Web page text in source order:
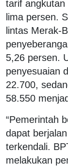
tarif angkutan
lima persen.
lintas Merak-
5,26 persen.
penyesuaian
22.700,
58.550
“Pemerintah
dapat
terkendali.
melakukan